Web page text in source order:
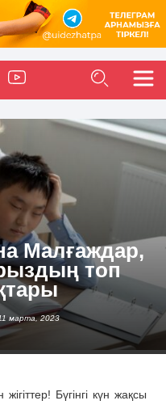
Малғаждар,
топ
марта, 2023
Бүгінгі күн жақсы